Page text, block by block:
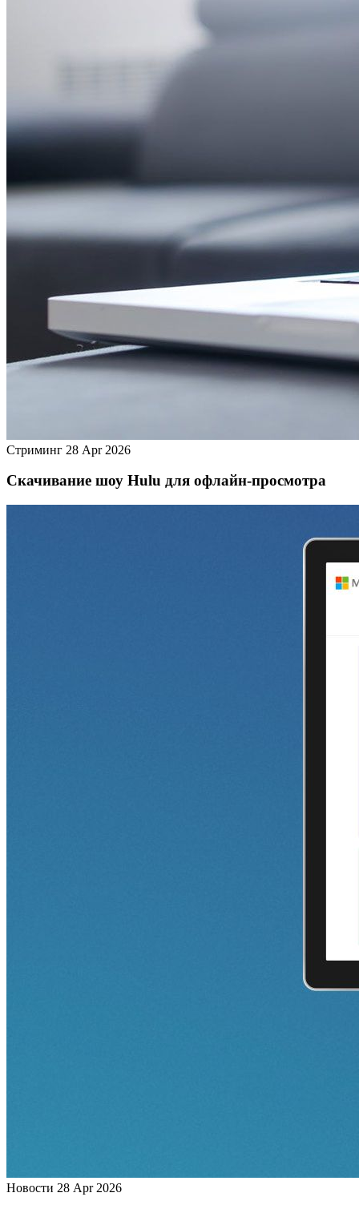
Стриминг 28 Apr 2026
Скачивание шоу Hulu для офлайн‑просмотра
Новости 28 Apr 2026